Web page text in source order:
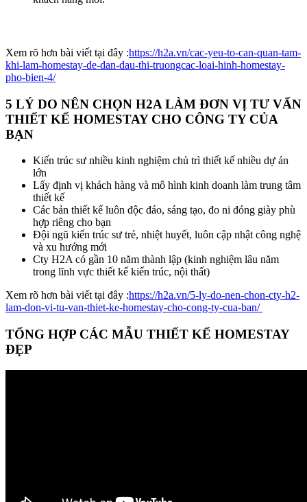
Xem rõ hơn bài viết tại đây :https://h2a.vn/cac-yeu-to-can-quan-tam-
khi-lam-homestay-de-dan-dau-thi-truongcac-loai-hinh-homestay-
pho-bien-4/
5 LÝ DO NÊN CHỌN H2A LÀM ĐƠN VỊ TƯ VẤN
THIẾT KẾ HOMESTAY CHO CÔNG TY CỦA
BẠN
Kiến trúc sư nhiều kinh nghiệm chủ trì thiết kế nhiều dự án
lớn
Lấy định vị khách hàng và mô hình kinh doanh làm trung tâm
thiết kế
Các bản thiết kế luôn độc đáo, sáng tạo, đo ni đóng giày phù
hợp riêng cho bạn
Đội ngũ kiến trúc sư trẻ, nhiệt huyết, luôn cập nhật công nghệ
và xu hướng mới
Cty H2A có gần 10 năm thành lập (kinh nghiệm lâu năm
trong lĩnh vực thiết kế kiến trúc, nội thất)
Xem rõ hơn bài viết tại đây :https://h2a.vn/5-ly-do-nen-chon-cty-h2-
lam-don-vi-tu-van-thiet-ke-homestay-cho-cong-ty-cua-ban/
TỔNG HỢP CÁC MẪU THIẾT KẾ HOMESTAY
ĐẸP